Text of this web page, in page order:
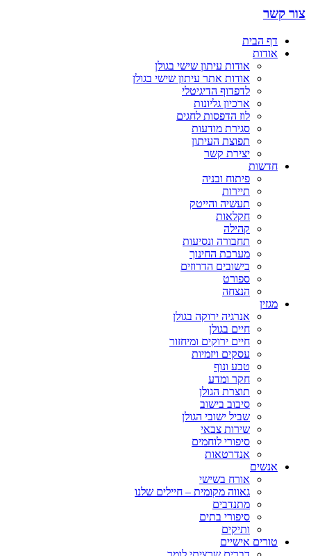
צור קשר
דף הבית
אודות
אודות עיתון שישי בגולן
אודות אתר עיתון שישי בגולן
לדפדוף הדיגיטלי
ארכיון גליונות
לוז הדפסות לחגים
סגירת מודעות
תפוצת העיתון
יצירת קשר
חדשות
פיתוח ובניה
תיירות
תעשיה והייטק
חקלאות
קהילה
תחבורה ונסיעות
מערכת החינוך
בישובים הדרוזים
ספורט
הנצחה
מגזין
אנרגיה ירוקה בגולן
חיים בגולן
חיים ירוקים ומיחזור
עסקים ויזמיות
טבע ונוף
חקר ומדע
תוצרת הגולן
סיבוב בישוב
שביל ישובי הגולן
שירות צבאי
סיפורי לוחמים
אנדרטאות
אנשים
אורח בשישי
גאווה מקומית – חיילים שלנו
מתנדבים
סיפורי בתים
ותיקים
טורים אישיים